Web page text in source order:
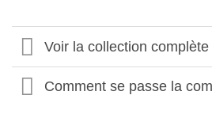
Voir la collection complète
Comment se passe la